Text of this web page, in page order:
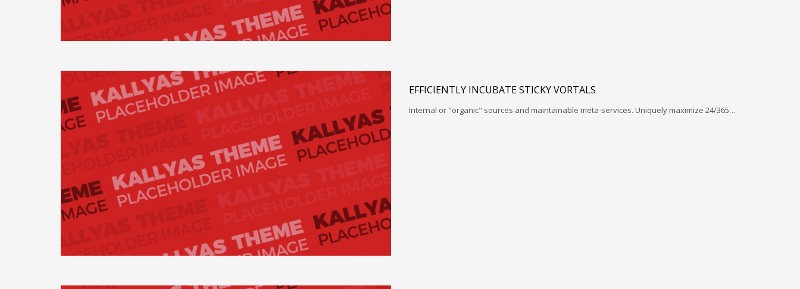
EFFICIENTLY INCUBATE STICKY VORTALS
Internal or "organic" sources and maintainable meta-services. Uniquely maximize 24/365…